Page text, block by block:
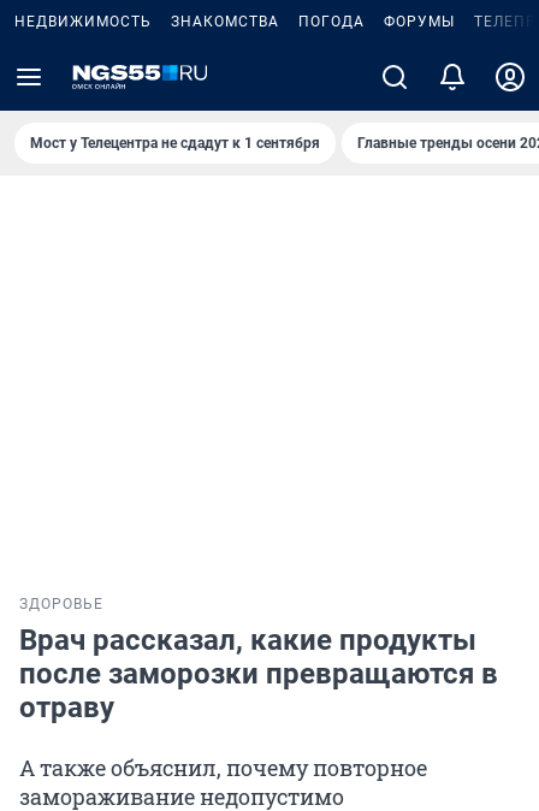
НЕДВИЖИМОСТЬ ЗНАКОМСТВА ПОГОДА ФОРУМЫ
Мост у Телецентра не сдадут к 1 сентября Главные тренды осени
ЗДОРОВЬЕ
Врач рассказал, какие продукты
после заморозки превращаются в
отраву
А также объяснил, почему повторное
замораживание недопустимо